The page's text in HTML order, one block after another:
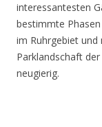
interessantesten
bestimmte
im Ruhrgebiet und
Parklandschaft
neugierig.